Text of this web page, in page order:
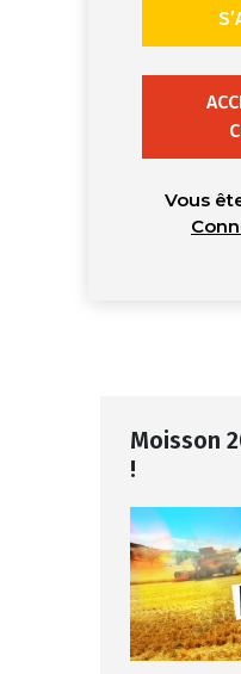
Vous
Moisson
!